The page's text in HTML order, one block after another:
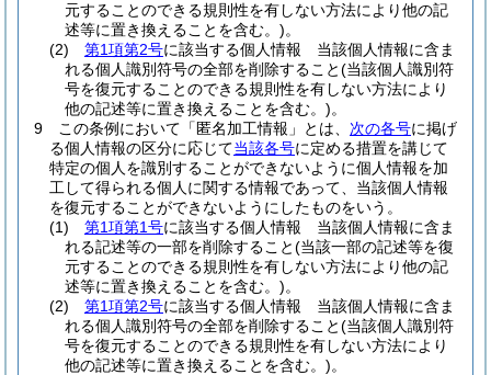
元することのできる規則性を有しない方法により他の記
述等に置き換えることを含む。)。
(2)
第1項第2号に該当する個人情報 当該個人情報に含ま
れる個人識別符号の全部を削除すること(当該個人識別符
号を復元することのできる規則性を有しない方法により
他の記述等に置き換えることを含む。)。
9
この条例において「匿名加工情報」とは、 次の各号に掲げ
る個人情報の区分に応じて当該各号に定める措置を講じて
特定の個人を識別することができないように個人情報を加
工して得られる個人に関する情報であって、当該個人情報
を復元することができないようにしたものをいう。
(1)
第1項第1号に該当する個人情報 当該個人情報に含ま
れる記述等の一部を削除すること(当該一部の記述等を復
元することのできる規則性を有しない方法により他の記
述等に置き換えることを含む。)。
(2)
第1項第2号に該当する個人情報 当該個人情報に含ま
れる個人識別符号の全部を削除すること(当該個人識別符
号を復元することのできる規則性を有しない方法により
他の記述等に置き換えることを含む。)。